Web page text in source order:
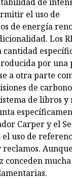
el uso de
de energía
Los
cantidad
por una
a otra parte
de
de libros y
Carper y el
uso de
conceden